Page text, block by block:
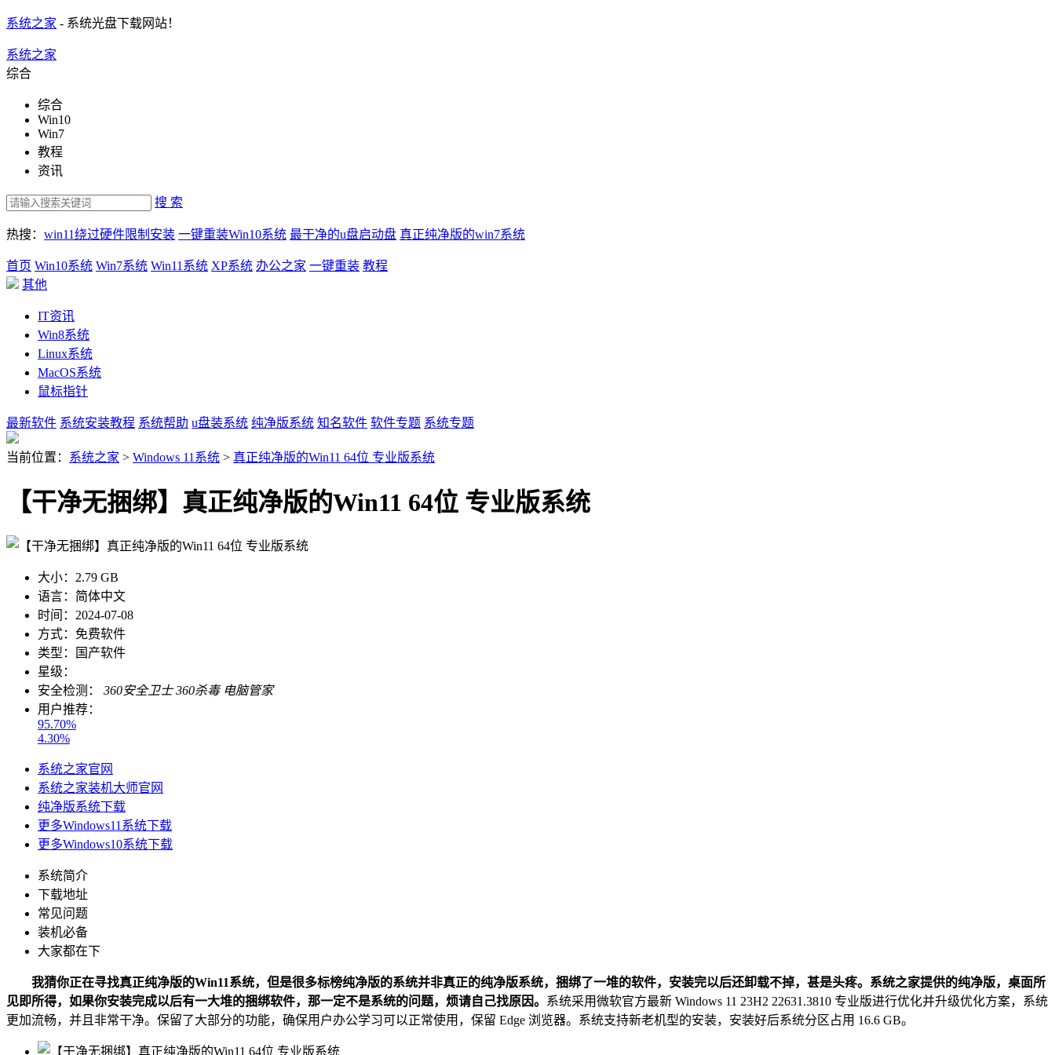
系统之家 - 系统光盘下载网站！
系统之家
综合
综合
Win10
Win7
教程
资讯
搜 索
热搜： win11绕过硬件限制安装 一键重装Win10系统 最干净的u盘启动盘 真正纯净版的win7系统
首页 Win10系统 Win7系统 Win11系统 XP系统 办公之家 一键重装 教程
其他
IT资讯
Win8系统
Linux系统
MacOS系统
鼠标指针
最新软件 系统安装教程 系统帮助 u盘装系统 纯净版系统 知名软件 软件专题 系统专题
当前位置： 系统之家 > Windows 11系统 > 真正纯净版的Win11 64位 专业版系统
【干净无捆绑】真正纯净版的Win11 64位 专业版系统
大小： 2.79 GB
语言： 简体中文
时间： 2024-07-08
方式： 免费软件
类型：
国产软件
星级：
安全检测：
360安全卫士 360杀毒 电脑管家
用户推荐：
95.70%
4.30%
系统之家官网
系统之家装机大师官网
纯净版系统下载
更多Windows11系统下载
更多Windows10系统下载
系统简介
下载地址
常见问题
装机必备
大家都在下
我猜你正在寻找真正纯净版的Win11系统，但是很多标榜纯净版的系统并非真正的纯净版系统，捆绑了一堆的软件，安装完以后还卸载不掉，甚是头疼。系统之家提供的纯净版，桌面所
见即所得，如果你安装完成以后有一大堆的捆绑软件，那一定不是系统的问题，烦请自己找原因。 系统采用微软官方最新 Windows 11 23H2 22631.3810 专业版进行优化并升级优化方案，系统
更加流畅，并且非常干净。保留了大部分的功能，确保用户办公学习可以正常使用，保留 Edge 浏览器。系统支持新老机型的安装，安装好后系统分区占用 16.6 GB。